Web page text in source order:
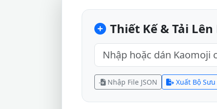
Thiết Kế & Tải
Nhập File JSON Xuất Bộ Sưu